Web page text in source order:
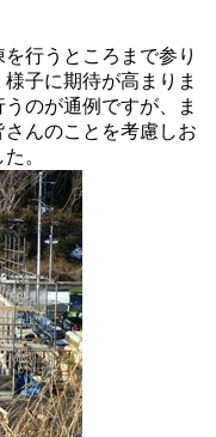
行うところまで参り
子に期待が高まりま
のが通例ですが、ま
んのことを考慮しお
。